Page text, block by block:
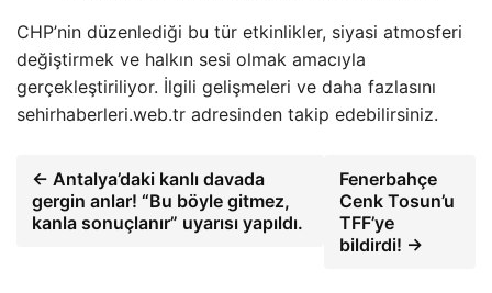
CHP’nin düzenlediği bu tür etkinlikler, siyasi atmosferi
değiştirmek ve halkın sesi olmak amacıyla
gerçekleştiriliyor. İlgili gelişmeleri ve daha fazlasını
sehirhaberleri.web.tr adresinden takip edebilirsiniz.
← Antalya’daki kanlı davada
gergin anlar! “Bu böyle gitmez,
kanla sonuçlanır” uyarısı yapıldı.
Fenerbahçe
Cenk Tosun’u
TFF’ye
bildirdi! →